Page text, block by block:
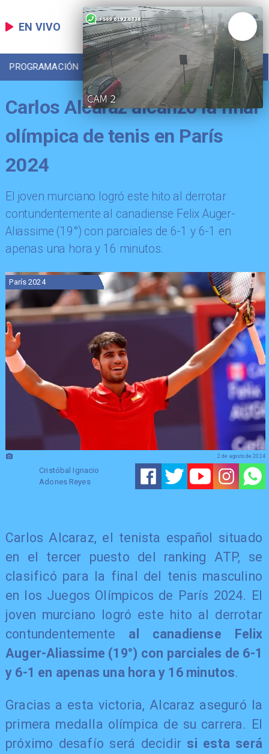
EN VIVO
PROGRAMACIÓN LOCAL DEPORTES
Carlos Alcaraz alcanzó la final
olímpica de tenis en París
2024
​El joven murciano logró este hito al derrotar
contundentemente al canadiense Felix Auger-
Aliassime (19°) con parciales de 6-1 y 6-1 en
apenas una hora y 16 minutos.
París 2024
Cristóbal Ignacio
Adones Reyes
2 de agosto de 2024
Carlos Alcaraz, el tenista español situado
en el tercer puesto del ranking ATP, se
clasificó para la final del tenis masculino
en los Juegos Olímpicos de París 2024. El
joven murciano logró este hito al derrotar
contundentemente al canadiense Felix
Auger-Aliassime (19°) con parciales de 6-1
y 6-1 en apenas una hora y 16 minutos.
Gracias a esta victoria, Alcaraz aseguró la
primera medalla olímpica de su carrera. El
próximo desafío será decidir si esta será